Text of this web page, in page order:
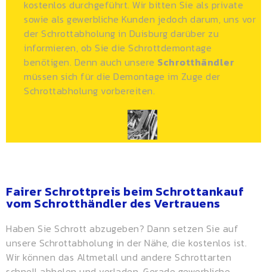
kostenlos durchgeführt. Wir bitten Sie als private
sowie als gewerbliche Kunden jedoch darum, uns vor
der Schrottabholung in Duisburg darüber zu
informieren, ob Sie die Schrottdemontage
benötigen. Denn auch unsere Schrotthändler
müssen sich für die Demontage im Zuge der
Schrottabholung vorbereiten.
Fairer Schrottpreis beim Schrottankauf
vom Schrotthändler des Vertrauens
Haben Sie Schrott abzugeben? Dann setzen Sie auf
unsere Schrottabholung in der Nähe, die kostenlos ist.
Wir können das Altmetall und andere Schrottarten